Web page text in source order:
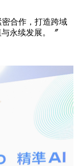
合作，打造跨域
永续发展。〞